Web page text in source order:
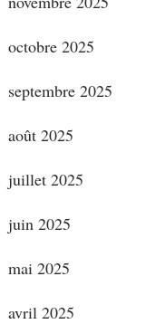
octobre 2025
septembre 2025
août 2025
juillet 2025
juin 2025
mai 2025
avril 2025